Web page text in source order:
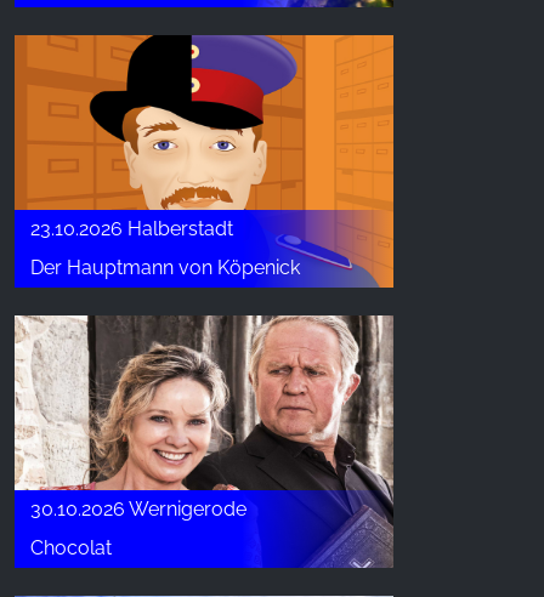
23.10.2026 Halberstadt
Der Hauptmann von Köpenick
30.10.2026 Wernigerode
Chocolat